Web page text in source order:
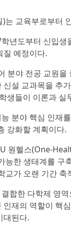
는 교육부로부터
년도부터 신입
질 예정이다.
분야 전공 교원
설 교과목을 추
생들이 이론과
분야 핵심 인재
강화할 계획이다.
원헬스(One-
능한 생태계를
교가 오랜 기간
합한 다학제 영
재의 역할이 핵
대된다.